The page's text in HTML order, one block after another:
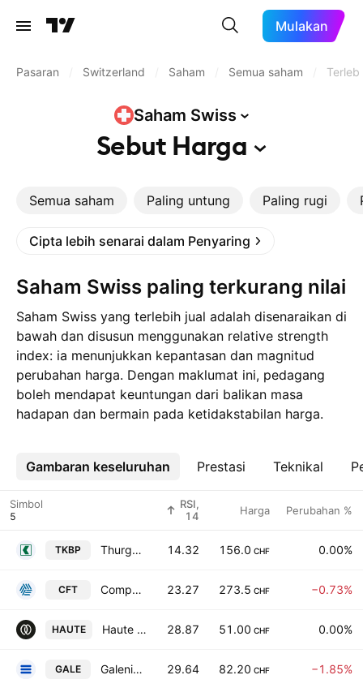
Mulakan
Pasaran Switzerland Saham Semua saham
Saham Swiss
Sebut Harga
Semua saham Paling untung Paling rugi
Cipta lebih senarai dalam Penyaring
Saham Swiss paling terkurang nilai
Saham Swiss yang terlebih jual adalah disenaraikan di
bawah dan disusun menggunakan relative strength
index: ia menunjukkan kepantasan dan magnitud
perubahan harga. Dengan maklumat ini, pedagang
boleh mendapat keuntungan dari balikan masa
hadapan dan bermain pada ketidakstabilan harga.
Gambaran keseluruhan Prestasi Teknikal
Lebih
Simbol
RSI,
14
Harga Perubahan %
TKBP Thurgauer Kantonalbank 14.32 156.0 CHF 0.00%
CFT Compagnie Financiere Tradition SA 23.27 273.5 CHF −0.73%
HAUTE Haute Capital Partners AG 28.87 51.00 CHF 0.00%
GALE Galenica AG 29.64 82.20 CHF −1.85%